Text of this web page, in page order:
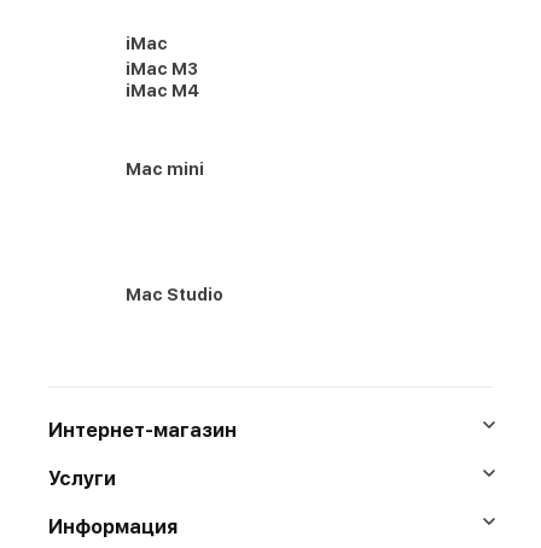
iMac
iMac M3
iMac M4
Mac mini
Mac Studio
Интернет-магазин
Услуги
Информация